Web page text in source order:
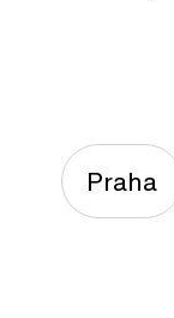
Praha